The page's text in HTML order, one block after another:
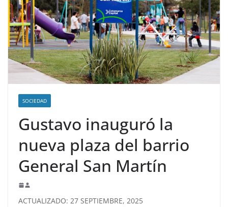
SOCIEDAD
Gustavo inauguró la
nueva plaza del barrio
General San Martín
ACTUALIZADO: 27 SEPTIEMBRE, 2025